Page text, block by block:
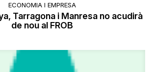
ECONOMIA I EMPRESA
Tarragona i Manresa no acudirà
de nou al FROB